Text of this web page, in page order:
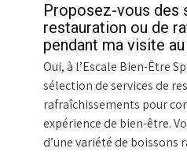
Proposez-vous des
restauration ou de
pendant ma visite
Oui, à l’Escale Bien-Être
sélection de services de
rafraîchissements pour
expérience de bien-être.
d’une variété de boissons